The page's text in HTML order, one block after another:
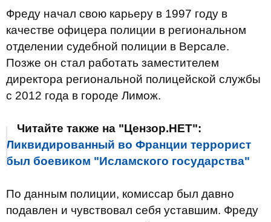
Фреду начал свою карьеру в 1997 году в
качестве офицера полиции в региональном
отделении судебной полиции в Версале.
Позже он стал работать заместителем
директора региональной полицейской службы
с 2012 года в городе Лимож.
Читайте также на "Цензор.НЕТ":
Ликвидированный во Франции террорист
был боевиком "Исламского государства"
По данным полиции, комиссар был давно
подавлен и чувствовал себя уставшим. Фреду